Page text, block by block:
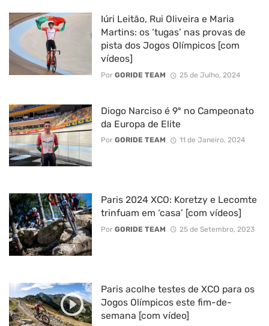
Iúri Leitão, Rui Oliveira e Maria
Martins: os ‘tugas’ nas provas de
pista dos Jogos Olímpicos [com
vídeos]
Por GORIDE TEAM 25 de Julho, 2024
Diogo Narciso é 9º no Campeonato
da Europa de Elite
Por GORIDE TEAM 11 de Janeiro, 2024
Paris 2024 XCO: Koretzy e Lecomte
trinfuam em ‘casa’ [com vídeos]
Por GORIDE TEAM 25 de Setembro, 2023
Paris acolhe testes de XCO para os
Jogos Olímpicos este fim-de-
semana [com vídeo]